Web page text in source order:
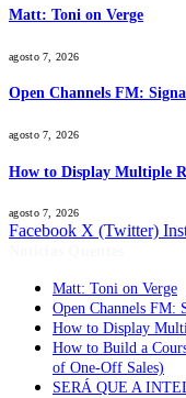
Matt: Toni on Verge
agosto 7, 2026
Open Channels FM:
agosto 7, 2026
How to Display Multiple
agosto 7, 2026
Facebook X (Twitter)
Matt: Toni on Verge
Open Channels FM:
How to Display
How to Build a
of One-Off Sales)
SERÁ QUE A